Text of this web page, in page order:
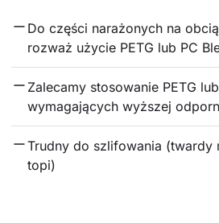
Do części narażonych na
rozważ użycie PETG lub PC
Zalecamy stosowanie PETG
wymagających wyższej
Trudny do szlifowania (twardy
topi)